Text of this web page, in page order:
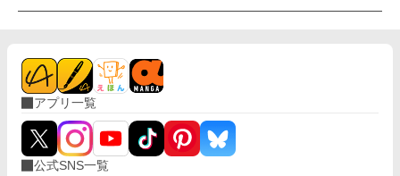
アプリ一覧
公式SNS一覧